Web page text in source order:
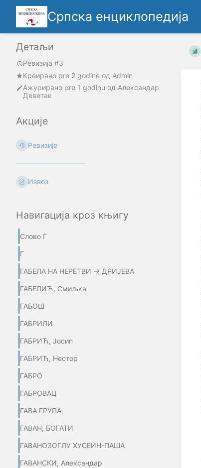
Српска енциклопедија
Детаљи
Ревизија #3
Креирано pre 2 godine oд Admin
Ажурирано pre 1 godinu од Александар
Деветак
Акције
Ревизије
Извоз
Навигација кроз књигу
Слово Г
Г
ГАБЕЛА НА НЕРЕТВИ → ДРИЈЕВА
ГАБЕЛИЋ, Смиљка
ГАБОШ
ГАБРИЛИ
ГАБРИЋ, Јосип
ГАБРИЋ, Нестор
ГАБРО
ГАБРОВАЦ
ГАВА ГРУПА
ГАВАН, БОГАТИ
ГАВАНОЗОГЛУ ХУСЕИН-ПАША
ГАВАНСКИ, Александар